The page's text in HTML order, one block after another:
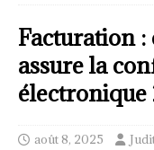
Facturation
assure la
électronique
août 8, 2025